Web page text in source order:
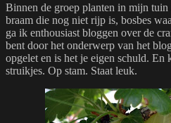
Binnen de groep planten in mijn
braam die nog niet rijp is, bosbes
ga ik enthousiast bloggen over de
bent door het onderwerp van het
opgelet en is het je eigen schuld. En
struikjes. Op stam. Staat leuk.